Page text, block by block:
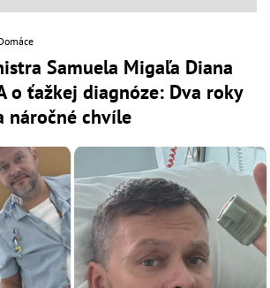
Samuela Migaľa Diana
o ťažkej diagnóze: Dva roky
náročné chvíle